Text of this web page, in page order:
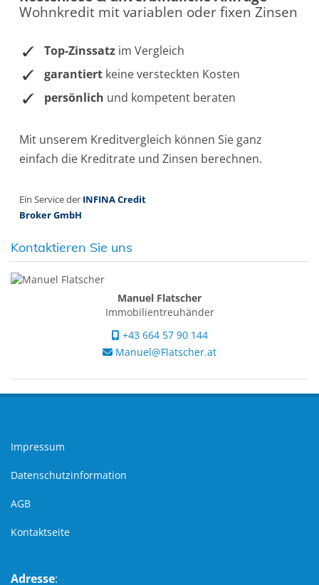
Kontaktieren Sie uns
Manuel Flatscher
Immobilientreuhänder
+43 664 57 90 144
Manuel@Flatscher.at
Impressum
Datenschutzinformation
AGB
Kontaktseite
Adresse: